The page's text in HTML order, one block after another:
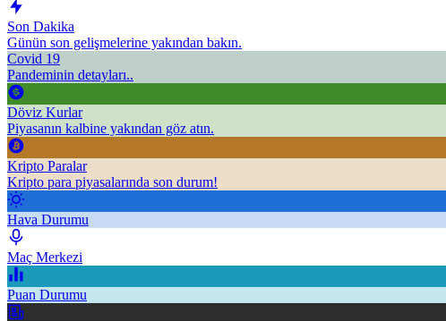
Son Dakika
Günün son gelişmelerine yakından bakın.
Covid 19
Pandeminin detayları..
Döviz Kurlar
Piyasanın kalbine yakından göz atın.
Kripto Paralar
Kripto para piyasalarında son durum!
Hava Durumu
Maç Merkezi
Puan Durumu